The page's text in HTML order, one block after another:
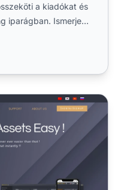
a kiadókat és
iparágban. Ismerje